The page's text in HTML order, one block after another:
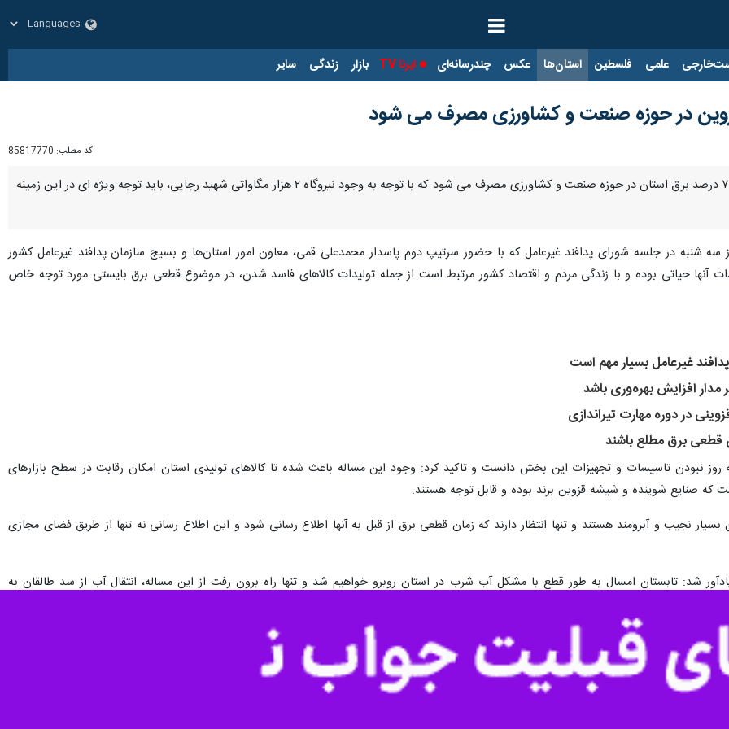
علمی فلسطین استان‌ها عکس چندرسانه‌ای ایرنا TV بازار زندگی سایر
کد مطلب: 85817770